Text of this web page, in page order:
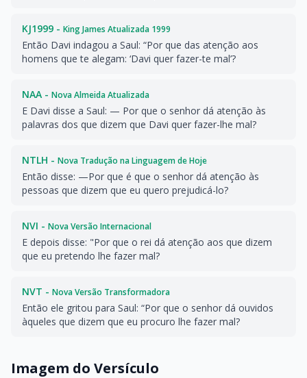
KJ1999 - King James Atualizada 1999
Então Davi indagou a Saul: “Por que das atenção aos
homens que te alegam: ‘Davi quer fazer-te mal’?
NAA - Nova Almeida Atualizada
E Davi disse a Saul: — Por que o senhor dá atenção às
palavras dos que dizem que Davi quer fazer-lhe mal?
NTLH - Nova Tradução na Linguagem de Hoje
Então disse: —Por que é que o senhor dá atenção às
pessoas que dizem que eu quero prejudicá-lo?
NVI - Nova Versão Internacional
E depois disse: "Por que o rei dá atenção aos que dizem
que eu pretendo lhe fazer mal?
NVT - Nova Versão Transformadora
Então ele gritou para Saul: “Por que o senhor dá ouvidos
àqueles que dizem que eu procuro lhe fazer mal?
Imagem do Versículo